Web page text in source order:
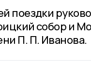
поездки
собор и
П. П. Иванова.